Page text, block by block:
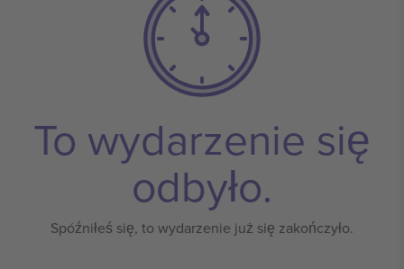
To wydarzenie się
odbyło.
Spóźniłeś się, to wydarzenie już się zakończyło.